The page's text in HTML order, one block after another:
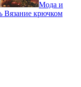
Мода и
Вязание крючком